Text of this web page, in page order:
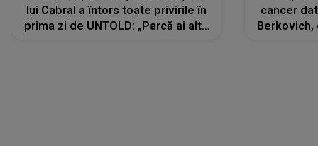
lui Cabral a întors toate privirile în
prima zi de UNTOLD: „Parcă ai altă
cancer